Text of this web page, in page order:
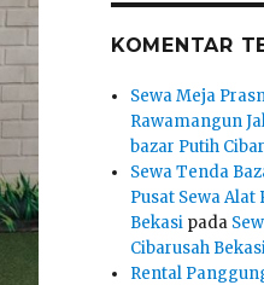
KOMENTAR
Sewa Meja
Rawamangun
bazar Putih
Sewa Tenda
Pusat Sewa
Bekasi pada
Cibarusah
Rental